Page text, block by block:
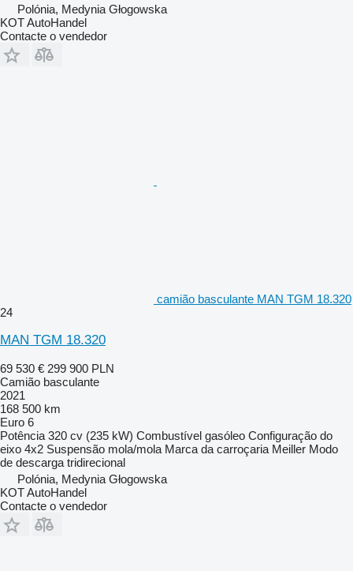
Polónia, Medynia Głogowska
KOT AutoHandel
Contacte o vendedor
camião basculante MAN TGM 18.320
24
MAN TGM 18.320
69 530 € 299 900 PLN
Camião basculante
2021
168 500 km
Euro 6
Potência 320 cv (235 kW) Combustível gasóleo Configuração do
eixo 4x2 Suspensão mola/mola Marca da carroçaria Meiller Modo
de descarga tridirecional
Polónia, Medynia Głogowska
KOT AutoHandel
Contacte o vendedor